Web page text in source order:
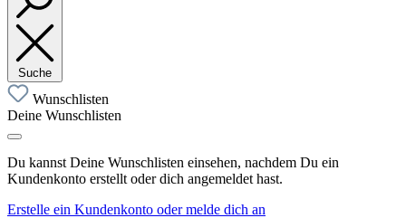
Suche
Wunschlisten
Deine Wunschlisten
Du kannst Deine Wunschlisten einsehen, nachdem Du ein
Kundenkonto erstellt oder dich angemeldet hast.
Erstelle ein Kundenkonto oder melde dich an